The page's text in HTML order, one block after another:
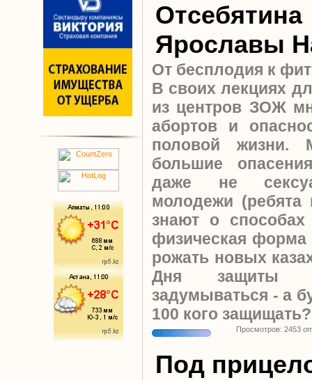
Oтсебятина
Ярославы
От бесплодия к
В своих лекциях
из центров ЗОЖ
абортов и
половой жизни.
большие
даже не
молодежи
знают о
физическая форма
рожать новых
Дня защиты
задумываться - а
100 кого защищать?
Просмотров: 2453
Под